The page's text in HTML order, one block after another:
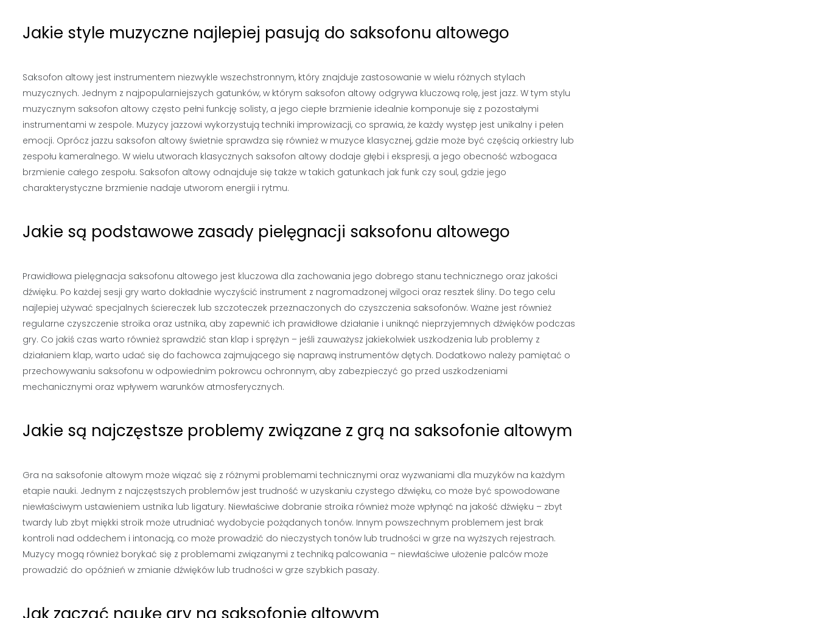
Jakie style muzyczne najlepiej pasują do saksofonu altowego
Saksofon altowy jest instrumentem niezwykle wszechstronnym, który znajduje zastosowanie w wielu różnych stylach
muzycznych. Jednym z najpopularniejszych gatunków, w którym saksofon altowy odgrywa kluczową rolę, jest jazz. W tym stylu
muzycznym saksofon altowy często pełni funkcję solisty, a jego ciepłe brzmienie idealnie komponuje się z pozostałymi
instrumentami w zespole. Muzycy jazzowi wykorzystują techniki improwizacji, co sprawia, że każdy występ jest unikalny i pełen
emocji. Oprócz jazzu saksofon altowy świetnie sprawdza się również w muzyce klasycznej, gdzie może być częścią orkiestry lub
zespołu kameralnego. W wielu utworach klasycznych saksofon altowy dodaje głębi i ekspresji, a jego obecność wzbogaca
brzmienie całego zespołu. Saksofon altowy odnajduje się także w takich gatunkach jak funk czy soul, gdzie jego
charakterystyczne brzmienie nadaje utworom energii i rytmu.
Jakie są podstawowe zasady pielęgnacji saksofonu altowego
Prawidłowa pielęgnacja saksofonu altowego jest kluczowa dla zachowania jego dobrego stanu technicznego oraz jakości
dźwięku. Po każdej sesji gry warto dokładnie wyczyścić instrument z nagromadzonej wilgoci oraz resztek śliny. Do tego celu
najlepiej używać specjalnych ściereczek lub szczoteczek przeznaczonych do czyszczenia saksofonów. Ważne jest również
regularne czyszczenie stroika oraz ustnika, aby zapewnić ich prawidłowe działanie i uniknąć nieprzyjemnych dźwięków podczas
gry. Co jakiś czas warto również sprawdzić stan klap i sprężyn – jeśli zauważysz jakiekolwiek uszkodzenia lub problemy z
działaniem klap, warto udać się do fachowca zajmującego się naprawą instrumentów dętych. Dodatkowo należy pamiętać o
przechowywaniu saksofonu w odpowiednim pokrowcu ochronnym, aby zabezpieczyć go przed uszkodzeniami
mechanicznymi oraz wpływem warunków atmosferycznych.
Jakie są najczęstsze problemy związane z grą na saksofonie altowym
Gra na saksofonie altowym może wiązać się z różnymi problemami technicznymi oraz wyzwaniami dla muzyków na każdym
etapie nauki. Jednym z najczęstszych problemów jest trudność w uzyskaniu czystego dźwięku, co może być spowodowane
niewłaściwym ustawieniem ustnika lub ligatury. Niewłaściwe dobranie stroika również może wpłynąć na jakość dźwięku – zbyt
twardy lub zbyt miękki stroik może utrudniać wydobycie pożądanych tonów. Innym powszechnym problemem jest brak
kontroli nad oddechem i intonacją, co może prowadzić do nieczystych tonów lub trudności w grze na wyższych rejestrach.
Muzycy mogą również borykać się z problemami związanymi z techniką palcowania – niewłaściwe ułożenie palców może
prowadzić do opóźnień w zmianie dźwięków lub trudności w grze szybkich pasaży.